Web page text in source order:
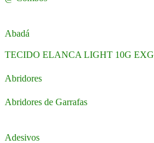
Abadá
TECIDO ELANCA LIGHT 10G EXG
Abridores
Abridores de Garrafas
Adesivos